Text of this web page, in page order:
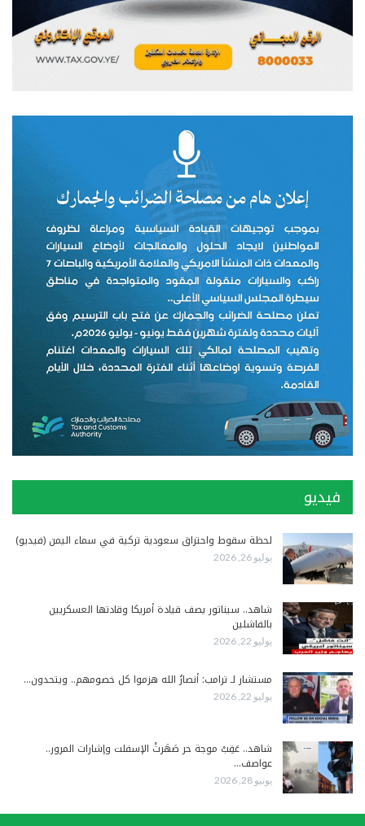
فيديو
لحظة سقوط واحتراق سعودية تركية في سماء اليمن (فيديو)
يوليو 26, 2026
شاهد.. سيناتور يصف قيادة أمريكا وقادتها العسكريين
بالفاشلين
يوليو 22, 2026
مستشار لـ ترامب: أنصارُ الله هزموا كل خصومهم.. ويتحدون…
يوليو 22, 2026
شاهد.. عَقِبْ موجة حر صَهَرتْ الإسفلت وإشارات المرور..
عواصف…
يونيو 28, 2026